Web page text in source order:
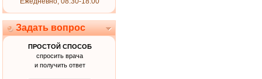
Задать вопрос
ПРОСТОЙ СПОСОБ
спросить врача
и получить ответ